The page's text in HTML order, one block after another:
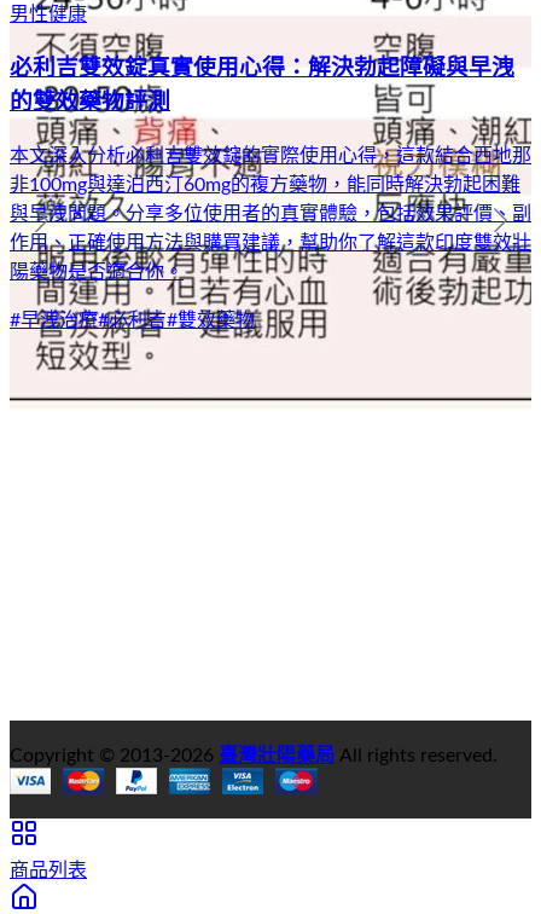
男性健康
必利吉雙效錠真實使用心得：解決勃起障礙與早洩
的雙效藥物評測
本文深入分析必利吉雙效錠的實際使用心得，這款結合西地那
非100mg與達泊西汀60mg的複方藥物，能同時解決勃起困難
與早洩問題。分享多位使用者的真實體驗，包括效果評價、副
作用、正確使用方法與購買建議，幫助你了解這款印度雙效壯
陽藥物是否適合你。
#早洩治療#必利吉#雙效藥物
Copyright © 2013-2026 臺灣壯陽藥局 All rights reserved.
商品列表